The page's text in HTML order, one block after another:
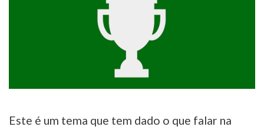
Este é um tema que tem dado o que falar na